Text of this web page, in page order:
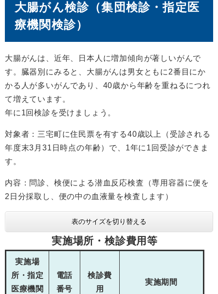
大腸がん検診（集団検診・指定医
療機関検診）
大腸がんは、近年、日本人に増加傾向が著しいがんで
す。臓器別にみると、大腸がんは男女ともに2番目にか
かる人が多いがんであり、40歳から年齢を重ねるにつれ
て増えています。
年に1回検診を受けましょう。
対象者：三宅町に住民票を有する40歳以上（受診される
年度末3月31日時点の年齢）で、1年に1回受診ができま
す。
内容：問診、検便による潜血反応検査（専用容器に便を
2日分採取し、便の中の血液量を検査します）
表のサイズを切り替える
実施場所・検診費用等
実施場
所・指定
医療機関
電話
番号
検診費
用
実施期間